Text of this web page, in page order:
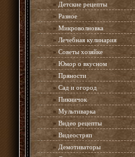
» Детские рецепты
» Разное
» Микроволновка
» Лечебная кулинария
» Советы хозяйке
» Юмор о вкусном
» Пряности
» Сад и огород
» Пикничок
» Мультиварка
» Видео рецепты
» Видеостряп
» Демотиваторы